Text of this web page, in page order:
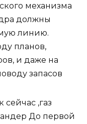
механизма
должны
линию.
планов,
и даже на
запасов
сейчас ,газ
До первой